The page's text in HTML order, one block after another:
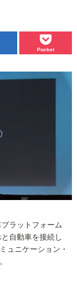
Pocket
ラットフォーム
自動車を接続し
ュニケーション・